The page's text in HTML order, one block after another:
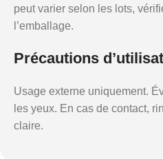
peut varier selon les lots,
l’emballage.
Précautions
Usage externe uniquement.
les yeux. En cas de contact,
claire.